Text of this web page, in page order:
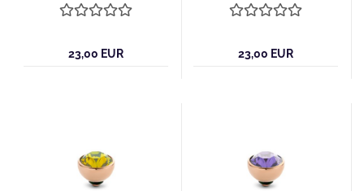
23,00 EUR 23,00 EUR